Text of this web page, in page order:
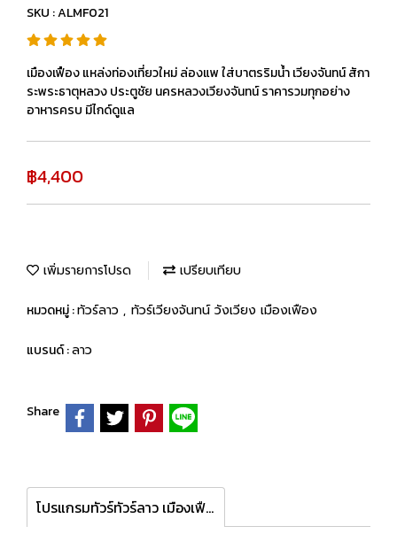
SKU : ALMF021
เมืองเฟือง แหล่งท่องเที่ยวใหม่ ล่องแพ ใส่บาตรริมน้ำ เวียงจันทน์ สักา
ระพระธาตุหลวง ประตูชัย นครหลวงเวียงจันทน์ ราคารวมทุกอย่าง
อาหารครบ มีไกด์ดูแล
฿4,400
เพิ่มรายการโปรด เปรียบเทียบ
หมวดหมู่ :ทัวร์ลาว , ทัวร์เวียงจันทน์ วังเวียง เมืองเฟือง
แบรนด์ :ลาว
Share
โปรแกรมทัวร์ทัวร์ลาว เมืองเฟือง เวียงจันทน์ 2 วัน 1 คืน เข้าด่านหนองคาย